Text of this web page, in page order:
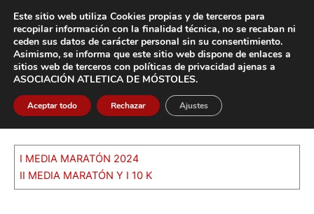
contenido
MEDIA MARATÓN
I MEDIA MARATÓN 2024
II MEDIA MARATÓN Y I 10 K
Este sitio web utiliza Cookies propias y de terceros para
recopilar información con la finalidad técnica, no se recaban ni
ceden sus datos de carácter personal sin su consentimiento.
Asimismo, se informa que este sitio web dispone de enlaces a
sitios web de terceros con políticas de privacidad ajenas a
ASOCIACIÓN ATLETICA DE MÓSTOLES.
Aceptar todo Rechazar Ajustes